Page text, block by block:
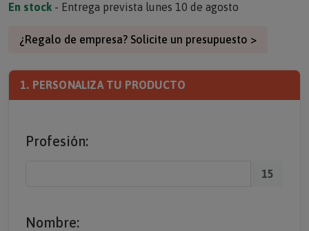
En stock - Entrega prevista lunes 10 de agosto
¿Regalo de empresa? Solicite un presupuesto >
1. PERSONALIZA TU PRODUCTO
Profesión:
15
Nombre: